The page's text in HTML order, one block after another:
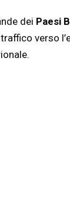
dei Paesi
verso